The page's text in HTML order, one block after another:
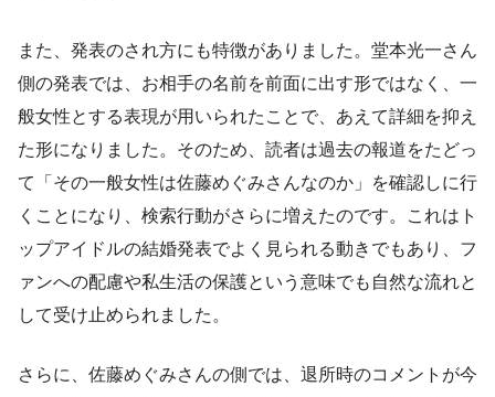
また、発表のされ方にも特徴がありました。堂本光一さん
側の発表では、お相手の名前を前面に出す形ではなく、一
般女性とする表現が用いられたことで、あえて詳細を抑え
た形になりました。そのため、読者は過去の報道をたどっ
て「その一般女性は佐藤めぐみさんなのか」を確認しに行
くことになり、検索行動がさらに増えたのです。これはト
ップアイドルの結婚発表でよく見られる動きでもあり、フ
ァンへの配慮や私生活の保護という意味でも自然な流れと
して受け止められました。
さらに、佐藤めぐみさんの側では、退所時のコメントが今